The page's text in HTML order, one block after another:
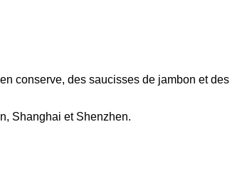
conserve, des saucisses de jambon et des
Shanghai et Shenzhen.